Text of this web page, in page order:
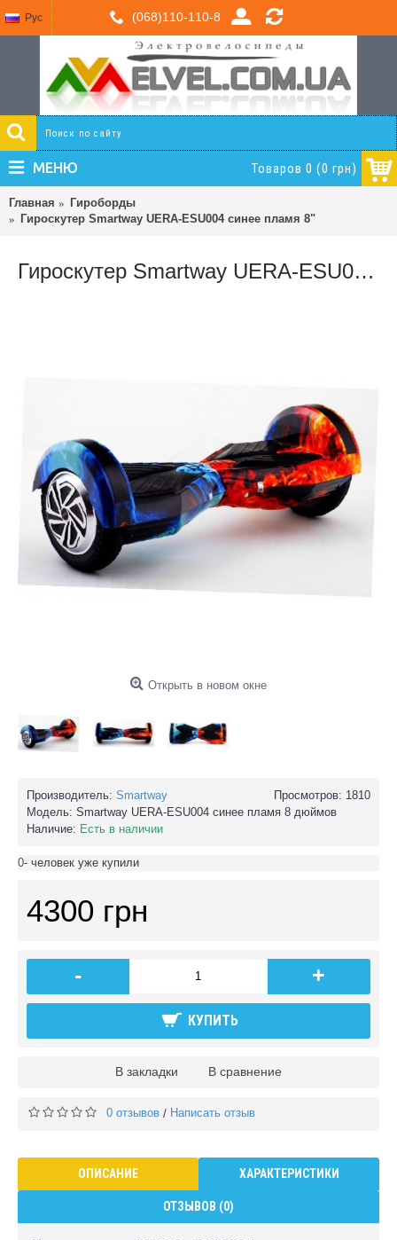
(068)110-110-8
Рус
Товаров 0 (0 грн)
МЕНЮ
Главная
Гироборды
Гироскутер Smartway UERA-ESU004 синее пламя 8"
Гироскутер Smartway UERA-ESU004 синее пламя 8"
Открыть в новом окне
Просмотров: 1810
Производитель: Smartway
Модель: Smartway UERA-ESU004 синее пламя 8 дюймов
Наличие: Есть в наличии
0- человек уже купили
4300 грн
- +
КУПИТЬ
В закладки В сравнение
0 отзывов / Написать отзыв
ОПИСАНИЕ ХАРАКТЕРИСТИКИ
ОТЗЫВОВ (0)